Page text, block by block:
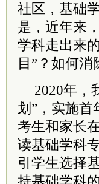
社区，基础
是，近年来
学科走出来
目”？如何
2020年，
划”，实施首
考生和家长
读基础学科
引学生选择